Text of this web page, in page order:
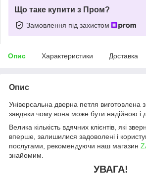
Що таке купити з Пром?
Замовлення під захистом
Опис Характеристики Доставка
Опис
Універсальна дверна петля виготовлена з
завдяки чому вона може бути надійною і
Велика кількість вдячних клієнтів, які
вперше, залишилися задоволені і
послугами, рекомендуючи наш магазин
знайомим.
УВАГА!